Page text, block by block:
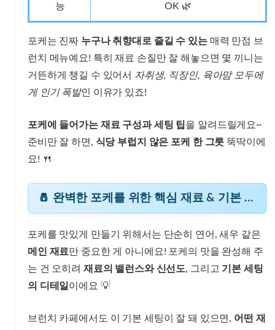
능 OK 🌿
포케는 진짜 누구나 취향대로 즐길 수 있는매력 만점 브
런치 메뉴예요! 특히 재료 손질만 잘 해놓으면 몇 끼니는
거뜬하게 챙길 수 있어서 자취생, 직장인, 육아맘 모두에
게 인기 폭발인 이유가 있죠!
포케에 들어가는 재료 구성과 세팅 팁을 알려드릴게요~
준비만 잘 하면, 식당 부럽지 않은 포케 한 그릇 뚝딱이에
요! 🍴
🧂 완벽한 포케를 위한 핵심 재료 & 기본 세팅 비법
포케를 맛있게 만들기 위해서는 단순히 연어, 새우 같은
메인 재료만 중요한 게 아니에요! 포케의 맛을 완성해 주
는 건 오히려 재료의 밸런스와 신선도, 그리고 기본 세팅
의 디테일 이에요 💡
브런치 카페에서도 이 기본 세팅이 잘 돼 있으면, 어떤 재